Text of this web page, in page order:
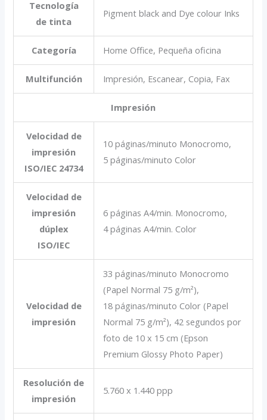
Tecnología
de tinta
Pigment black and Dye colour Inks
Categoría Home Office, Pequeña oficina
Multifunción Impresión, Escanear, Copia, Fax
Impresión
Velocidad de
impresión
ISO/IEC 24734
10 páginas/minuto Monocromo,
5 páginas/minuto Color
Velocidad de
impresión
dúplex
ISO/IEC
6 páginas A4/min. Monocromo,
4 páginas A4/min. Color
Velocidad de
impresión
33 páginas/minuto Monocromo
(Papel Normal 75 g/m²),
18 páginas/minuto Color (Papel
Normal 75 g/m²), 42 segundos por
foto de 10 x 15 cm (Epson
Premium Glossy Photo Paper)
Resolución de
impresión
5.760 x 1.440 ppp